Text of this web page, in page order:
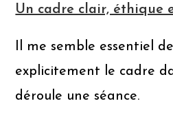
Un cadre clair, éthique
Il me semble essentiel
explicitement le cadre
déroule une séance.